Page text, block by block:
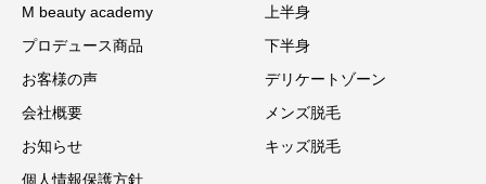
M beauty academy
プロデュース商品
お客様の声
会社概要
お知らせ
個人情報保護方針
上半身
下半身
デリケートゾーン
メンズ脱毛
キッズ脱毛